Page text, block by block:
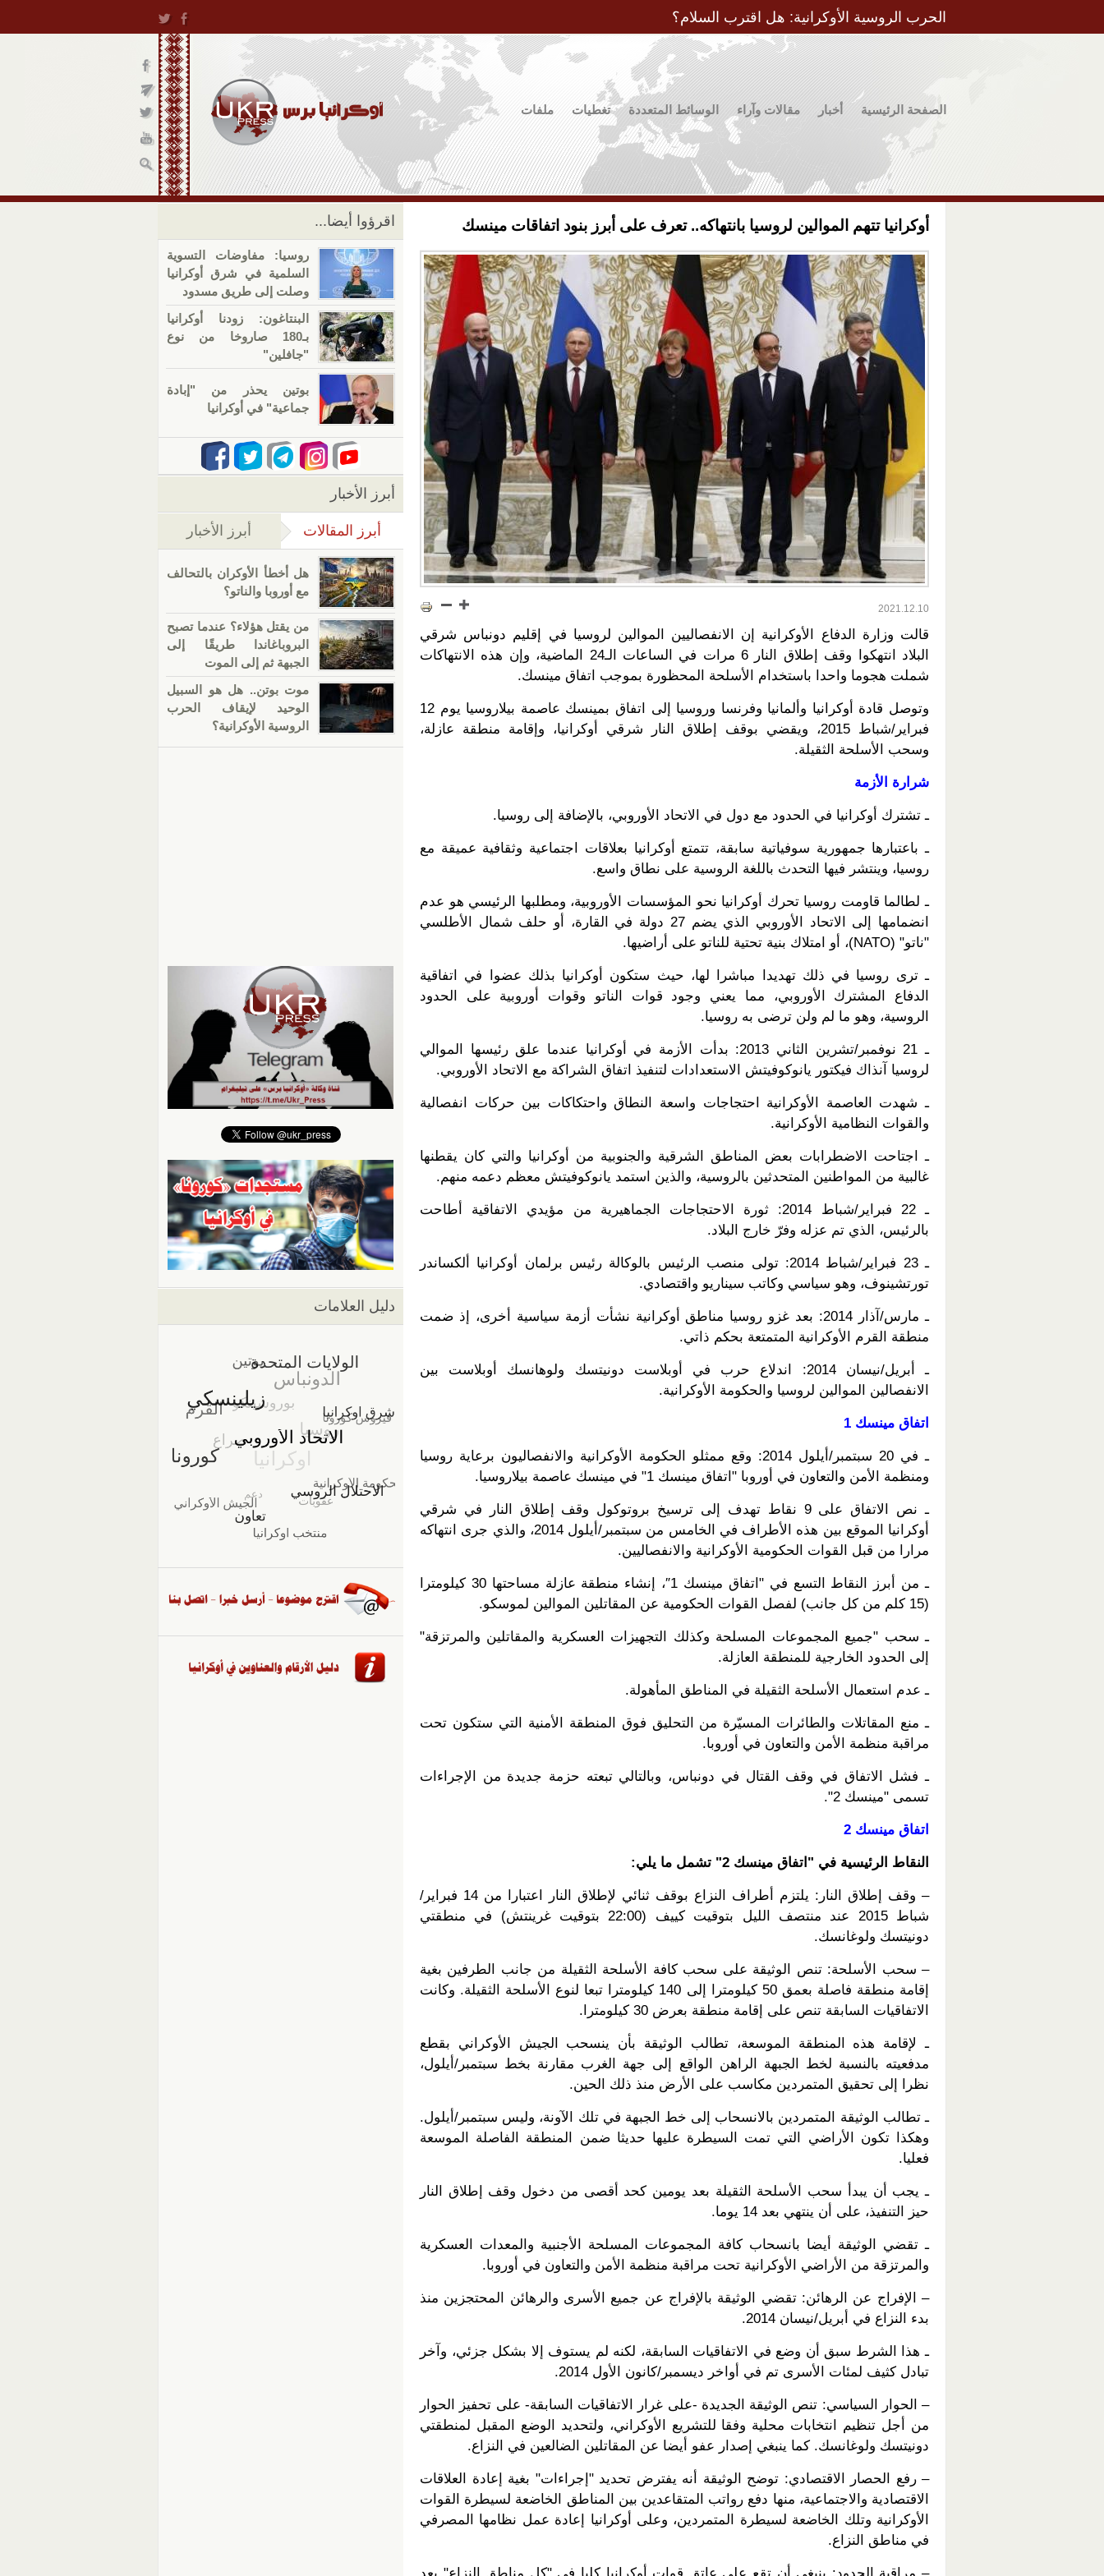
الحرب الروسية الأوكرانية: هل اقترب السلام؟
الصفحة الرئيسية أخبار مقالات وآراء الوسائط المتعددة تغطيات ملفات
أوكرانيا تتهم الموالين لروسيا بانتهاكه.. تعرف على أبرز بنود اتفاقات مينسك
2021.12.10
قالت وزارة الدفاع الأوكرانية إن الانفصاليين الموالين لروسيا في إقليم دونباس شرقي
البلاد انتهكوا وقف إطلاق النار 6 مرات في الساعات الـ24 الماضية، وإن هذه الانتهاكات
شملت هجوما واحدا باستخدام الأسلحة المحظورة بموجب اتفاق مينسك.
وتوصل قادة أوكرانيا وألمانيا وفرنسا وروسيا إلى اتفاق بمينسك عاصمة بيلاروسيا يوم 12
فبراير/شباط 2015، ويقضي بوقف إطلاق النار شرقي أوكرانيا، وإقامة منطقة عازلة،
وسحب الأسلحة الثقيلة.
شرارة الأزمة
ـ تشترك أوكرانيا في الحدود مع دول في الاتحاد الأوروبي، بالإضافة إلى روسيا.
ـ باعتبارها جمهورية سوفياتية سابقة، تتمتع أوكرانيا بعلاقات اجتماعية وثقافية عميقة مع
روسيا، وينتشر فيها التحدث باللغة الروسية على نطاق واسع.
ـ لطالما قاومت روسيا تحرك أوكرانيا نحو المؤسسات الأوروبية، ومطلبها الرئيسي هو عدم
انضمامها إلى الاتحاد الأوروبي الذي يضم 27 دولة في القارة، أو حلف شمال الأطلسي
"ناتو" (NATO)، أو امتلاك بنية تحتية للناتو على أراضيها.
ـ ترى روسيا في ذلك تهديدا مباشرا لها، حيث ستكون أوكرانيا بذلك عضوا في اتفاقية
الدفاع المشترك الأوروبي، مما يعني وجود قوات الناتو وقوات أوروبية على الحدود
الروسية، وهو ما لم ولن ترضى به روسيا.
ـ 21 نوفمبر/تشرين الثاني 2013: بدأت الأزمة في أوكرانيا عندما علق رئيسها الموالي
لروسيا آنذاك فيكتور يانوكوفيتش الاستعدادات لتنفيذ اتفاق الشراكة مع الاتحاد الأوروبي.
ـ شهدت العاصمة الأوكرانية احتجاجات واسعة النطاق واحتكاكات بين حركات انفصالية
والقوات النظامية الأوكرانية.
ـ اجتاحت الاضطرابات بعض المناطق الشرقية والجنوبية من أوكرانيا والتي كان يقطنها
غالبية من المواطنين المتحدثين بالروسية، والذين استمد يانوكوفيتش معظم دعمه منهم.
ـ 22 فبراير/شباط 2014: ثورة الاحتجاجات الجماهيرية من مؤيدي الاتفاقية أطاحت
بالرئيس، الذي تم عزله وفرّ خارج البلاد.
ـ 23 فبراير/شباط 2014: تولى منصب الرئيس بالوكالة رئيس برلمان أوكرانيا ألكساندر
تورتشينوف، وهو سياسي وكاتب سيناريو واقتصادي.
ـ مارس/آذار 2014: بعد غزو روسيا مناطق أوكرانية نشأت أزمة سياسية أخرى، إذ ضمت
منطقة القرم الأوكرانية المتمتعة بحكم ذاتي.
ـ أبريل/نيسان 2014: اندلاع حرب في أوبلاست دونيتسك ولوهانسك أوبلاست بين
الانفصالين الموالين لروسيا والحكومة الأوكرانية.
اتفاق مينسك 1
ـ في 20 سبتمبر/أيلول 2014: وقع ممثلو الحكومة الأوكرانية والانفصاليون برعاية روسيا
ومنظمة الأمن والتعاون في أوروبا "اتفاق مينسك 1" في مينسك عاصمة بيلاروسيا.
ـ نص الاتفاق على 9 نقاط تهدف إلى ترسيخ بروتوكول وقف إطلاق النار في شرقي
أوكرانيا الموقع بين هذه الأطراف في الخامس من سبتمبر/أيلول 2014، والذي جرى انتهاكه
مرارا من قبل القوات الحكومية الأوكرانية والانفصاليين.
ـ من أبرز النقاط التسع في "اتفاق مينسك 1″، إنشاء منطقة عازلة مساحتها 30 كيلومترا
(15 كلم من كل جانب) لفصل القوات الحكومية عن المقاتلين الموالين لموسكو.
ـ سحب "جميع المجموعات المسلحة وكذلك التجهيزات العسكرية والمقاتلين والمرتزقة"
إلى الحدود الخارجية للمنطقة العازلة.
ـ عدم استعمال الأسلحة الثقيلة في المناطق المأهولة.
ـ منع المقاتلات والطائرات المسيّرة من التحليق فوق المنطقة الأمنية التي ستكون تحت
مراقبة منظمة الأمن والتعاون في أوروبا.
ـ فشل الاتفاق في وقف القتال في دونباس، وبالتالي تبعته حزمة جديدة من الإجراءات
تسمى "مينسك 2".
اتفاق مينسك 2
النقاط الرئيسية في "اتفاق مينسك 2" تشمل ما يلي:
– وقف إطلاق النار: يلتزم أطراف النزاع بوقف ثنائي لإطلاق النار اعتبارا من 14 فبراير/
شباط 2015 عند منتصف الليل بتوقيت كييف (22:00 بتوقيت غرينتش) في منطقتي
دونيتسك ولوغانسك.
– سحب الأسلحة: تنص الوثيقة على سحب كافة الأسلحة الثقيلة من جانب الطرفين بغية
إقامة منطقة فاصلة بعمق 50 كيلومترا إلى 140 كيلومترا تبعا لنوع الأسلحة الثقيلة. وكانت
الاتفاقيات السابقة تنص على إقامة منطقة بعرض 30 كيلومترا.
ـ لإقامة هذه المنطقة الموسعة، تطالب الوثيقة بأن ينسحب الجيش الأوكراني بقطع
مدفعيته بالنسبة لخط الجبهة الراهن الواقع إلى جهة الغرب مقارنة بخط سبتمبر/أيلول،
نظرا إلى تحقيق المتمردين مكاسب على الأرض منذ ذلك الحين.
ـ تطالب الوثيقة المتمردين بالانسحاب إلى خط الجبهة في تلك الآونة، وليس سبتمبر/أيلول.
وهكذا تكون الأراضي التي تمت السيطرة عليها حديثا ضمن المنطقة الفاصلة الموسعة
فعليا.
ـ يجب أن يبدأ سحب الأسلحة الثقيلة بعد يومين كحد أقصى من دخول وقف إطلاق النار
حيز التنفيذ، على أن ينتهي بعد 14 يوما.
ـ تقضي الوثيقة أيضا بانسحاب كافة المجموعات المسلحة الأجنبية والمعدات العسكرية
والمرتزقة من الأراضي الأوكرانية تحت مراقبة منظمة الأمن والتعاون في أوروبا.
– الإفراج عن الرهائن: تقضي الوثيقة بالإفراج عن جميع الأسرى والرهائن المحتجزين منذ
بدء النزاع في أبريل/نيسان 2014.
ـ هذا الشرط سبق أن وضع في الاتفاقيات السابقة، لكنه لم يستوف إلا بشكل جزئي، وآخر
تبادل كثيف لمئات الأسرى تم في أواخر ديسمبر/كانون الأول 2014.
– الحوار السياسي: تنص الوثيقة الجديدة -على غرار الاتفاقيات السابقة- على تحفيز الحوار
من أجل تنظيم انتخابات محلية وفقا للتشريع الأوكراني، ولتحديد الوضع المقبل لمنطقتي
دونيتسك ولوغانسك. كما ينبغي إصدار عفو أيضا عن المقاتلين الضالعين في النزاع.
– رفع الحصار الاقتصادي: توضح الوثيقة أنه يفترض تحديد "إجراءات" بغية إعادة العلاقات
الاقتصادية والاجتماعية، منها دفع رواتب المتقاعدين بين المناطق الخاضعة لسيطرة القوات
الأوكرانية وتلك الخاضعة لسيطرة المتمردين، وعلى أوكرانيا إعادة عمل نظامها المصرفي
في مناطق النزاع.
اقرؤوا أيضا...
روسيا: مفاوضات التسوية
السلمية في شرق أوكرانيا
وصلت إلى طريق مسدود
البنتاغون: زودنا أوكرانيا
بـ180 صاروخا من نوع
"جافلين"
بوتين يحذر من "إبادة
جماعية" في أوكرانيا
أبرز الأخبار
أبرز المقالات (علامة التبويب النشطة)
أبرز الأخبار
هل أخطأ الأوكران بالتحالف
مع أوروبا والناتو؟
من يقتل هؤلاء؟ عندما تصبح
البروباغاندا طريقًا إلى
الجبهة ثم إلى الموت
موت بوتن.. هل هو السبيل
الوحيد لإيقاف الحرب
الروسية الأوكرانية؟
دليل العلامات